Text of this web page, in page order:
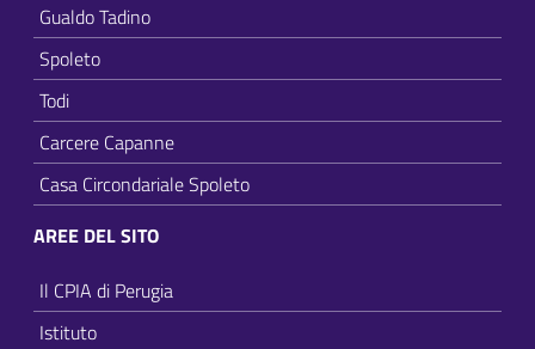
Gualdo Tadino
Spoleto
Todi
Carcere Capanne
Casa Circondariale Spoleto
AREE DEL SITO
Il CPIA di Perugia
Istituto